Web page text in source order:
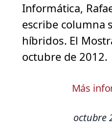
Informática,
escribe columna
híbridos. El
octubre de 2012.
Más
octubre